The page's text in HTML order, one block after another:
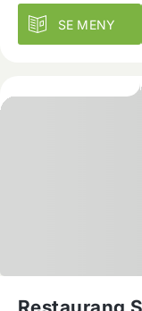
SE MENY